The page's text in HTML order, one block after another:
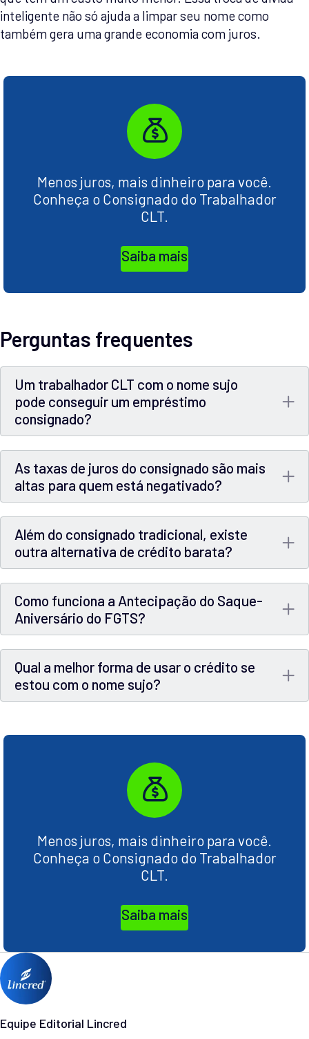
inteligente não só ajuda a limpar seu nome como
também gera uma grande economia com juros.
Menos juros, mais dinheiro para você.
Conheça o Consignado do Trabalhador
CLT.
Saiba mais
Perguntas frequentes
Um trabalhador CLT com o nome sujo
pode conseguir um empréstimo
consignado?
As taxas de juros do consignado são mais
altas para quem está negativado?
Além do consignado tradicional, existe
outra alternativa de crédito barata?
Como funciona a Antecipação do Saque-
Aniversário do FGTS?
Qual a melhor forma de usar o crédito se
estou com o nome sujo?
Menos juros, mais dinheiro para você.
Conheça o Consignado do Trabalhador
CLT.
Saiba mais
Equipe Editorial Lincred